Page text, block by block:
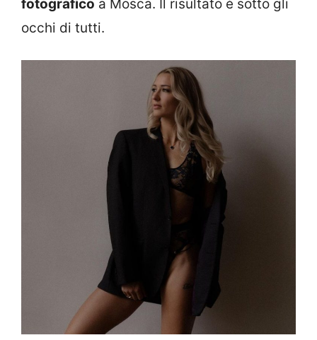
fotografico a Mosca. Il risultato è sotto gli
occhi di tutti.